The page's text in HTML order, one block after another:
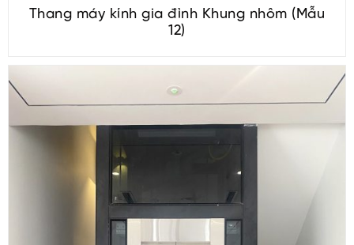
Thang máy kính gia đình Khung nhôm (Mẫu
12)